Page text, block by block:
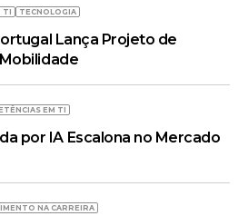
TI TECNOLOGIA
Lança Projeto de
EM TI
por IA Escalona no Mercado
NA CARREIRA